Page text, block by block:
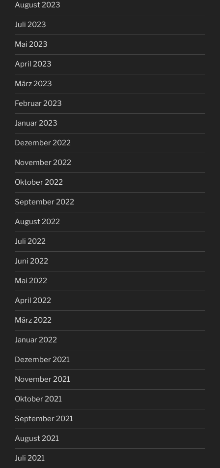
August 2023
Juli 2023
Mai 2023
April 2023
März 2023
Februar 2023
Januar 2023
Dezember 2022
November 2022
Oktober 2022
September 2022
August 2022
Juli 2022
Juni 2022
Mai 2022
April 2022
März 2022
Januar 2022
Dezember 2021
November 2021
Oktober 2021
September 2021
August 2021
Juli 2021